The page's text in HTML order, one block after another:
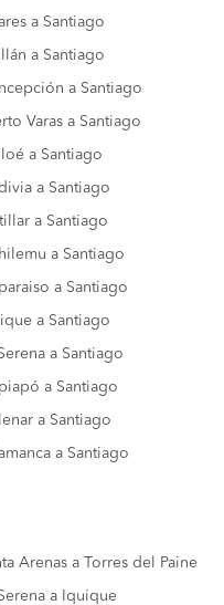
a Santiago
a Santiago
a Santiago
Varas a Santiago
a Santiago
a Santiago
a Santiago
a Santiago
a Santiago
a Santiago
Serena a Santiago
a Santiago
a Santiago
a Santiago
Arenas a Torres del Paine
Serena a Iquique